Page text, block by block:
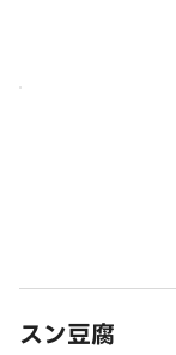
スン豆腐